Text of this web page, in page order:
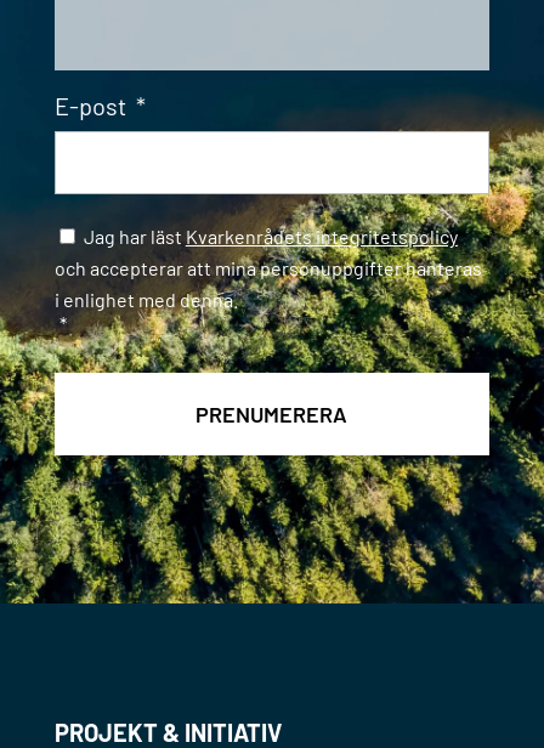
E-post *
Samtycke *
Jag har läst Kvarkenrådets integritetspolicy
och accepterar att mina personuppgifter hanteras
i enlighet med denna.
*
PROJEKT & INITIATIV